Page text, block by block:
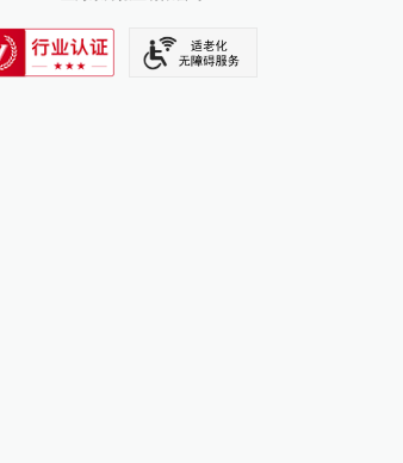
SIXTH TONE